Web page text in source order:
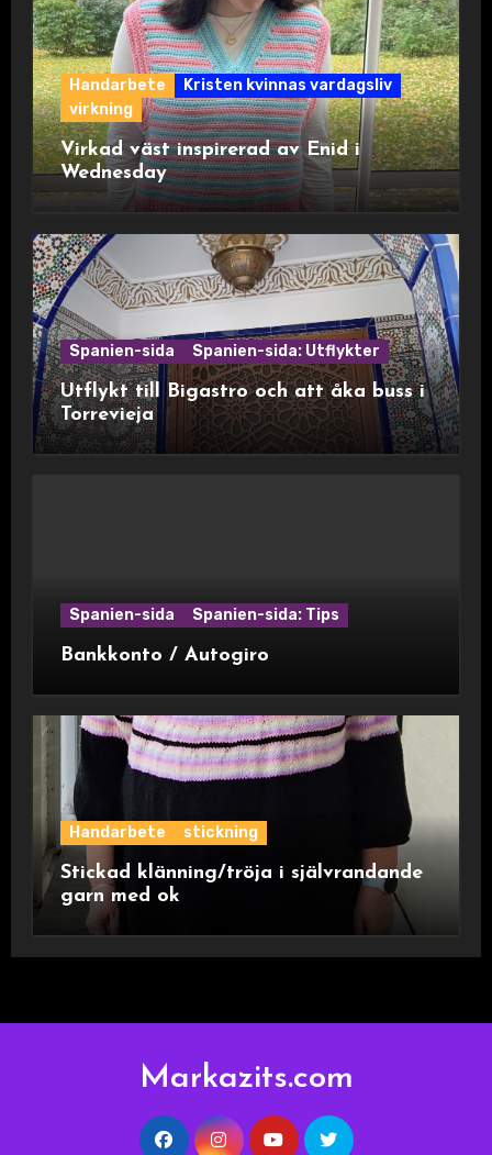
Handarbete
Kristen kvinnas vardagsliv
virkning
Virkad väst inspirerad av Enid i
Wednesday
Spanien-sida Spanien-sida: Utflykter
Utflykt till Bigastro och att åka buss i
Torrevieja
Spanien-sida Spanien-sida: Tips
Bankkonto / Autogiro
Handarbete stickning
Stickad klänning/tröja i självrandande
garn med ok
Markazits.com